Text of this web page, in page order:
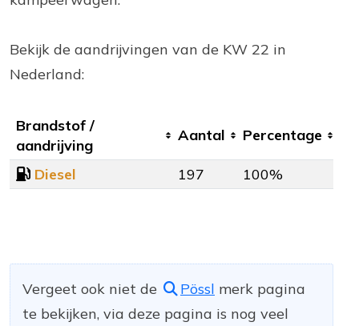
Bekijk de aandrijvingen van de KW 22 in
Nederland:
Brandstof /
aandrijving
Aantal Percentage
Diesel 197 100%
Vergeet ook niet de Pössl merk pagina
te bekijken, via deze pagina is nog veel